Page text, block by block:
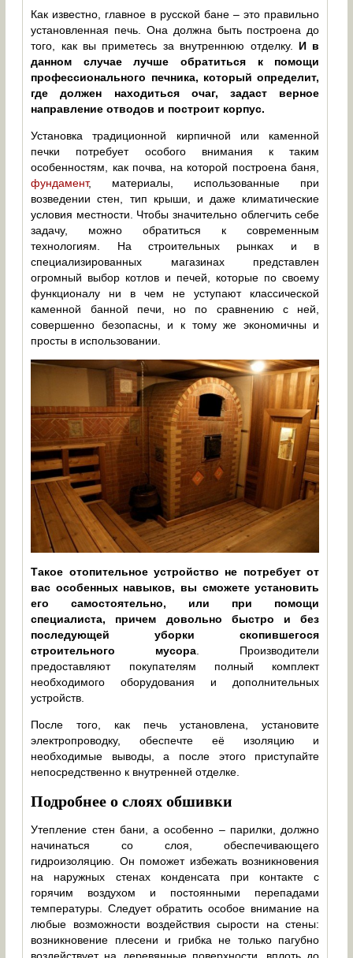
Как известно, главное в русской бане – это правильно
установленная печь. Она должна быть построена до
того, как вы приметесь за внутреннюю отделку. И в
данном случае лучше обратиться к помощи
профессионального печника, который определит,
где должен находиться очаг, задаст верное
направление отводов и построит корпус.
Установка традиционной кирпичной или каменной
печки потребует особого внимания к таким
особенностям, как почва, на которой построена баня,
фундамент, материалы, использованные при
возведении стен, тип крыши, и даже климатические
условия местности. Чтобы значительно облегчить себе
задачу, можно обратиться к современным
технологиям. На строительных рынках и в
специализированных магазинах представлен
огромный выбор котлов и печей, которые по своему
функционалу ни в чем не уступают классической
каменной банной печи, но по сравнению с ней,
совершенно безопасны, и к тому же экономичны и
просты в использовании.
Такое отопительное устройство не потребует от
вас особенных навыков, вы сможете установить
его самостоятельно, или при помощи
специалиста, причем довольно быстро и без
последующей уборки скопившегося
строительного мусора . Производители
предоставляют покупателям полный комплект
необходимого оборудования и дополнительных
устройств.
После того, как печь установлена, установите
электропроводку, обеспечте её изоляцию и
необходимые выводы, а после этого приступайте
непосредственно к внутренней отделке.
Подробнее о слоях обшивки
Утепление стен бани, а особенно – парилки, должно
начинаться со слоя, обеспечивающего
гидроизоляцию. Он поможет избежать возникновения
на наружных стенах конденсата при контакте с
горячим воздухом и постоянными перепадами
температуры. Следует обратить особое внимание на
любые возможности воздействия сырости на стены:
возникновение плесени и грибка не только пагубно